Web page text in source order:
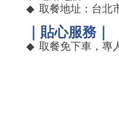
◆ 取餐地址：台北
｜貼心服務｜
◆ 取餐免下車，專